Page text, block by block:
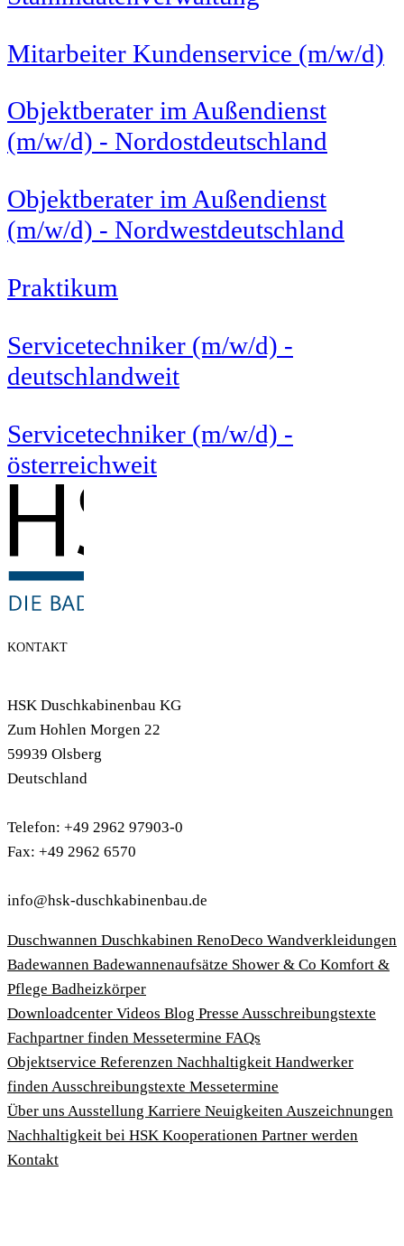
Mitarbeiter Kundenservice (m/w/d)
Objektberater im Außendienst
(m/w/d) - Nordostdeutschland
Objektberater im Außendienst
(m/w/d) - Nordwestdeutschland
Praktikum
Servicetechniker (m/w/d) -
deutschlandweit
Servicetechniker (m/w/d) -
österreichweit
KONTAKT
HSK Duschkabinenbau KG
Zum Hohlen Morgen 22
59939 Olsberg
Deutschland
Telefon: +49 2962 97903-0
Fax: +49 2962 6570
info@hsk-duschkabinenbau.de
Duschwannen Duschkabinen RenoDeco Wandverkleidungen
Badewannen Badewannenaufsätze Shower & Co Komfort &
Pflege Badheizkörper
Download­center Videos Blog Presse Ausschreibungstexte
Fachpartner finden Messetermine FAQs
Objektservice Referenzen Nachhaltigkeit Handwerker
findenAusschreibungstexte Messetermine
Über uns Ausstellung Karriere NeuigkeitenAuszeichnungen
Nachhaltigkeit bei HSK Kooperationen Partner werden
Kontakt